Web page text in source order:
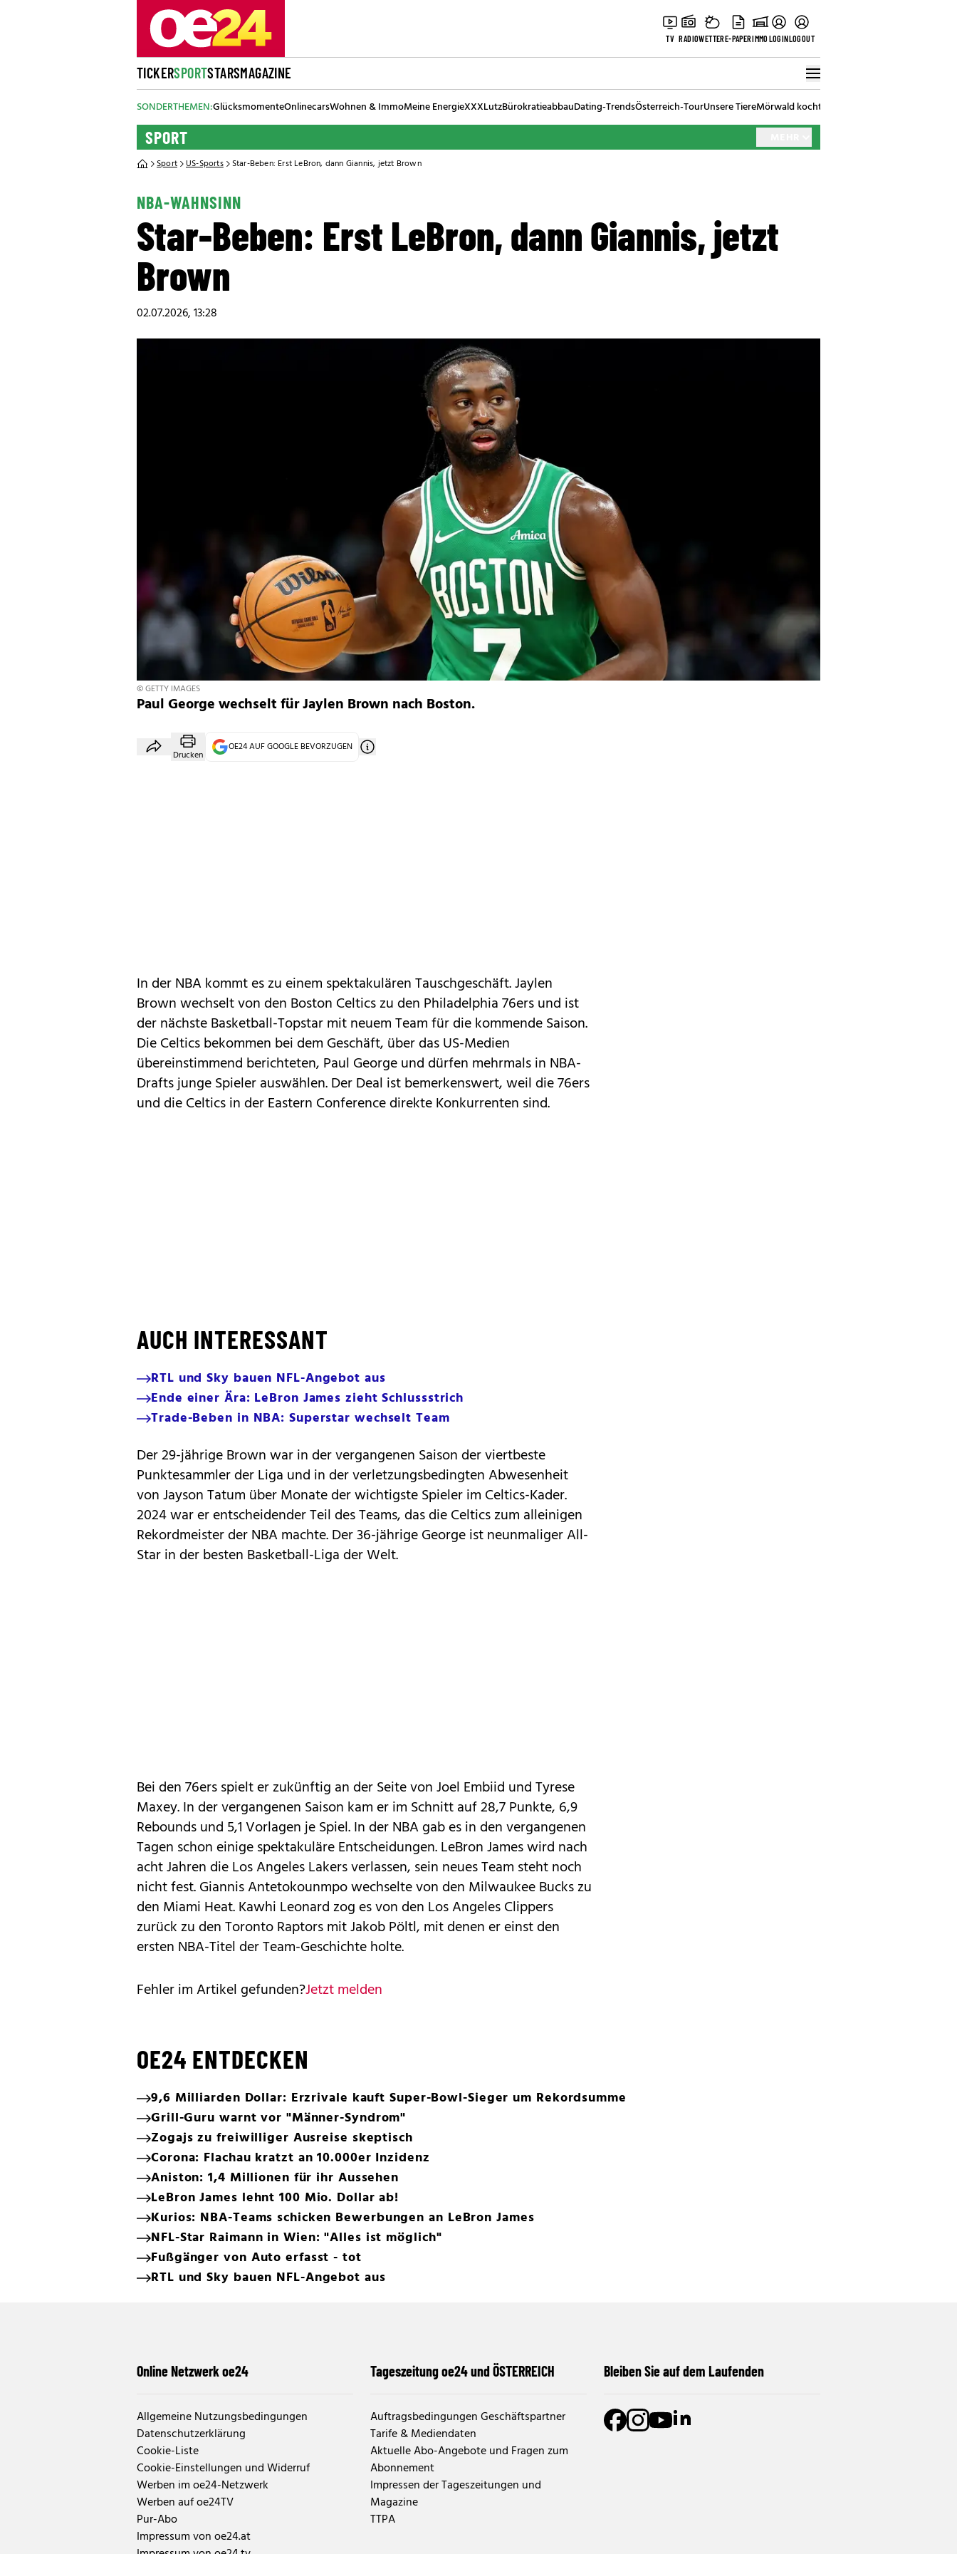
TV RADIOWETTERE-PAPERIMMOLOGINLOGOUT
TICKERSPORTSTARSMAGAZINE
SONDERTHEMEN:GlücksmomenteOnlinecarsWohnen & ImmoMeine EnergieXXXLutzBürokratieabbauDating-TrendsÖsterreich-TourUnsere TiereMörwald kocht
SPORT
Sport US-Sports Star-Beben: Erst LeBron, dann Giannis, jetzt Brown
NBA-WAHNSINN
Star-Beben: Erst LeBron, dann Giannis, jetzt
Brown
02.07.2026, 13:28
© GETTY IMAGES
Paul George wechselt für Jaylen Brown nach Boston.
Drucken
OE24 AUF GOOGLE BEVORZUGEN
In der NBA kommt es zu einem spektakulären Tauschgeschäft. Jaylen
Brown wechselt von den Boston Celtics zu den Philadelphia 76ers und ist
der nächste Basketball-Topstar mit neuem Team für die kommende Saison.
Die Celtics bekommen bei dem Geschäft, über das US-Medien
übereinstimmend berichteten, Paul George und dürfen mehrmals in NBA-
Drafts junge Spieler auswählen. Der Deal ist bemerkenswert, weil die 76ers
und die Celtics in der Eastern Conference direkte Konkurrenten sind.
AUCH INTERESSANT
RTL und Sky bauen NFL-Angebot aus
Ende einer Ära: LeBron James zieht Schlussstrich
Trade-Beben in NBA: Superstar wechselt Team
Der 29-jährige Brown war in der vergangenen Saison der viertbeste
Punktesammler der Liga und in der verletzungsbedingten Abwesenheit
von Jayson Tatum über Monate der wichtigste Spieler im Celtics-Kader.
2024 war er entscheidender Teil des Teams, das die Celtics zum alleinigen
Rekordmeister der NBA machte. Der 36-jährige George ist neunmaliger All-
Star in der besten Basketball-Liga der Welt.
Bei den 76ers spielt er zukünftig an der Seite von Joel Embiid und Tyrese
Maxey. In der vergangenen Saison kam er im Schnitt auf 28,7 Punkte, 6,9
Rebounds und 5,1 Vorlagen je Spiel. In der NBA gab es in den vergangenen
Tagen schon einige spektakuläre Entscheidungen. LeBron James wird nach
acht Jahren die Los Angeles Lakers verlassen, sein neues Team steht noch
nicht fest. Giannis Antetokounmpo wechselte von den Milwaukee Bucks zu
den Miami Heat. Kawhi Leonard zog es von den Los Angeles Clippers
zurück zu den Toronto Raptors mit Jakob Pöltl, mit denen er einst den
ersten NBA-Titel der Team-Geschichte holte.
Fehler im Artikel gefunden?Jetzt melden
OE24 ENTDECKEN
9,6 Milliarden Dollar: Erzrivale kauft Super-Bowl-Sieger um Rekordsumme
Grill-Guru warnt vor "Männer-Syndrom"
Zogajs zu freiwilliger Ausreise skeptisch
Corona: Flachau kratzt an 10.000er Inzidenz
Aniston: 1,4 Millionen für ihr Aussehen
LeBron James lehnt 100 Mio. Dollar ab!
Kurios: NBA-Teams schicken Bewerbungen an LeBron James
NFL-Star Raimann in Wien: "Alles ist möglich"
Fußgänger von Auto erfasst - tot
RTL und Sky bauen NFL-Angebot aus
Online Netzwerk oe24
Allgemeine Nutzungsbedingungen
Datenschutzerklärung
Cookie-Liste
Cookie-Einstellungen und Widerruf
Werben im oe24-Netzwerk
Werben auf oe24TV
Pur-Abo
Impressum von oe24.at
Tageszeitung oe24 und ÖSTERREICH
Auftragsbedingungen Geschäftspartner
Tarife & Mediendaten
Aktuelle Abo-Angebote und Fragen zum
Abonnement
Impressen der Tageszeitungen und
Magazine
TTPA
Bleiben Sie auf dem Laufenden